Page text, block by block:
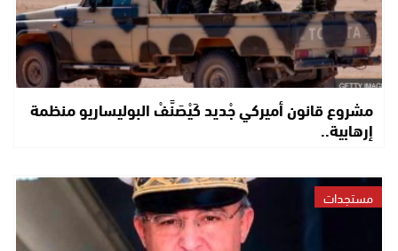
مشروع قانون أميركي جْديد كَيْصَنَّفْ البوليساريو منظمة
إرهابية..
مستجدات